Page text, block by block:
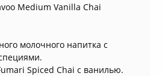
Medium Vanilla Chai
молочного напитка с
Spiced Chai с ванилью.